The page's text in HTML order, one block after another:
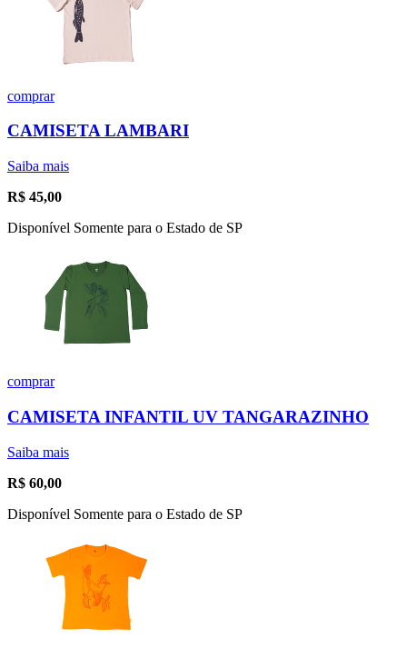
comprar
CAMISETA LAMBARI
Saiba mais
R$ 45,00
Disponível Somente para o Estado de SP
comprar
CAMISETA INFANTIL UV TANGARAZINHO
Saiba mais
R$ 60,00
Disponível Somente para o Estado de SP